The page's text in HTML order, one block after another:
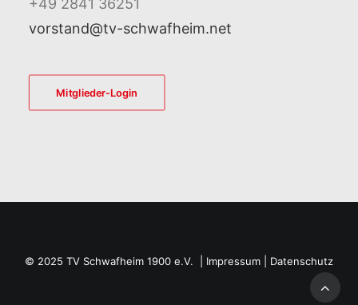
+49 2841 36251
vorstand@tv-schwafheim.net
Mitglieder-Login
© 2025 TV Schwafheim 1900 e.V. | Impressum Datenschutz